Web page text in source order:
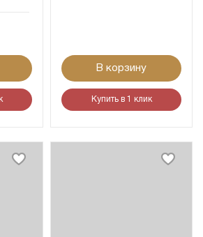
В корзину
Купить в 1 клик